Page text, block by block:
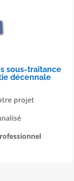
sous-traitance
décennale
projet